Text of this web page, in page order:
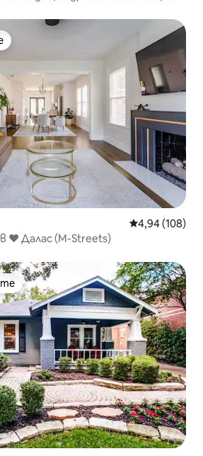
Средна
4,94 (108)
❤️ Далас (M-Streets)
на гостите